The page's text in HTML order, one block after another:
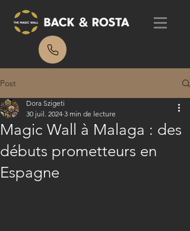
Post
Magic Wall à Malaga : des
débuts prometteurs en
Espagne
Dora Szigeti
30 juil. 2024 3 min de lecture